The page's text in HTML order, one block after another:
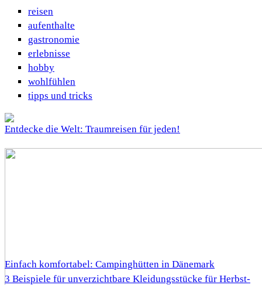
reisen
aufenthalte
gastronomie
erlebnisse
hobby
wohlfühlen
tipps und tricks
Entdecke die Welt: Traumreisen für jeden!
Einfach komfortabel: Campinghütten in Dänemark
3 Beispiele für unverzichtbare Kleidungsstücke für Herbst-